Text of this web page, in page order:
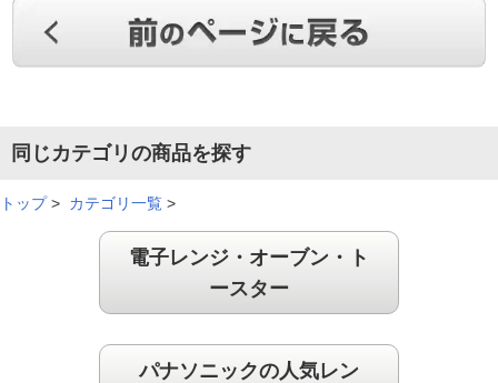
同じカテゴリの商品を探す
トップ> カテゴリ一覧 >
電子レンジ・オーブン・ト
ースター
パナソニックの人気レン